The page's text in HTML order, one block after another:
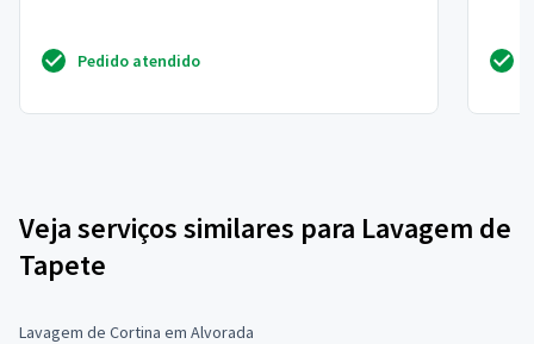
Pedido atendido
Veja serviços similares para Lavagem de
Tapete
Lavagem de Cortina em Alvorada